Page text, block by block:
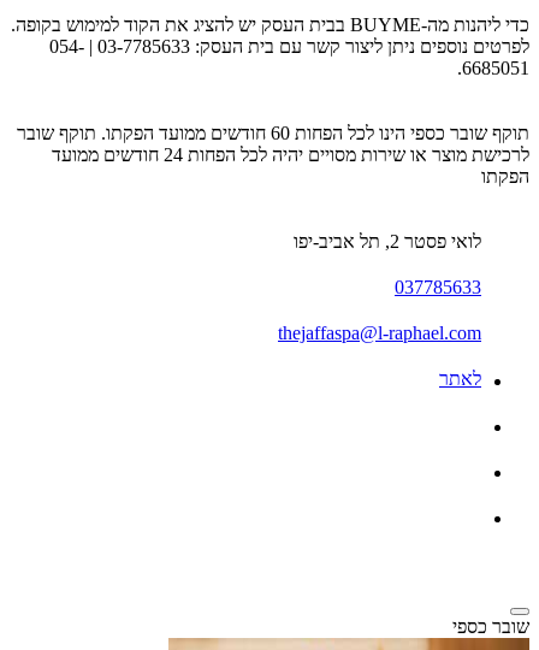
כדי ליהנות מה-BUYME בבית העסק יש להציג את הקוד למימוש בקופה.
לפרטים נוספים ניתן ליצור קשר עם בית העסק: 03-7785633 | 054-
6685051.
תוקף שובר כספי הינו לכל הפחות 60 חודשים ממועד הפקתו. תוקף שובר
לרכישת מוצר או שירות מסויים יהיה לכל הפחות 24 חודשים ממועד
הפקתו
לואי פסטר 2, תל אביב-יפו
037785633
thejaffaspa@l-raphael.com
לאתר
שובר כספי